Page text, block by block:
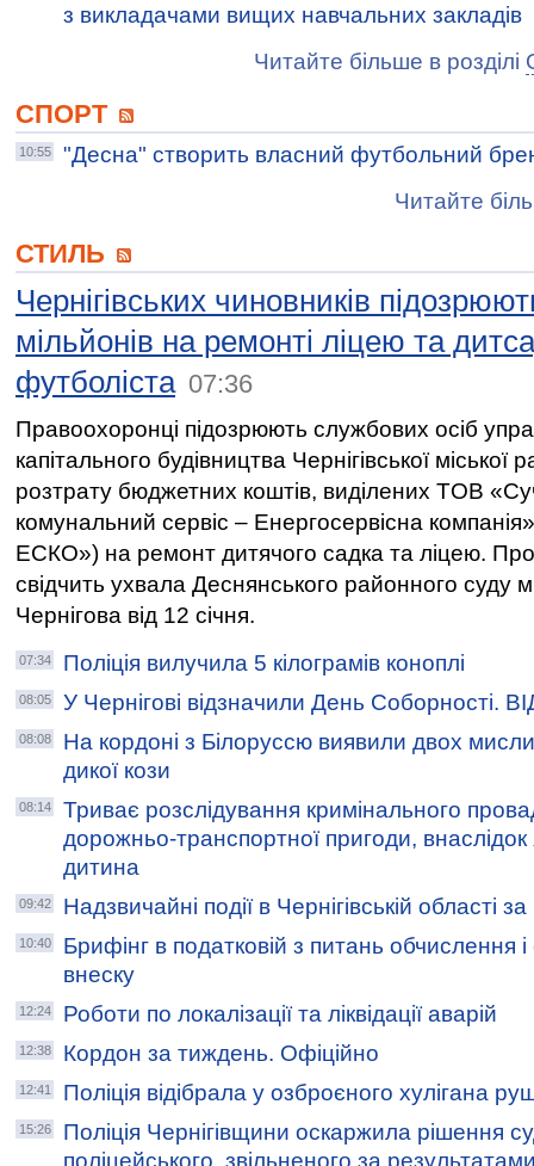
з викладачами вищих навчальних закладів
Читайте більше в розділі
СПОРТ
10:55
"Десна" створить власний футбольний
Читайте
СТИЛЬ
Чернігівських чиновників
мільйонів на ремонті ліцею та
футболіста 07:36
Правоохоронці підозрюють службових осіб
капітального будівництва Чернігівської міської
розтрату бюджетних коштів, виділених TOB
комунальний сервіс – Енергосервісна
ЕСКО») на ремонт дитячого садка та ліцею.
свідчить ухвала Деснянського районного суду
Чернігова від 12 січня.
07:34 Поліція вилучила 5 кілограмів коноплі
08:05 У Чернігові відзначили День Соборності.
08:08
На кордоні з Білоруссю виявили двох
дикої кози
08:14
Триває розслідування кримінального
дорожньо-транспортної пригоди,
дитина
09:42 Надзвичайні події в Чернігівській області
10:40
Брифінг в податковій з питань обчислення
внеску
12:24 Роботи по локалізації та ліквідації аварій
12:38 Кордон за тиждень. Офіційно
12:41 Поліція відібрала у озброєного хулігана
15:26
Поліція Чернігівщини оскаржила рішення
поліцейського, звільненого за